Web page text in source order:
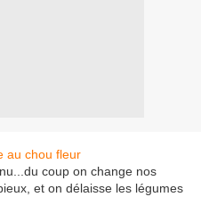
coup on change nos
et on délaisse les légumes